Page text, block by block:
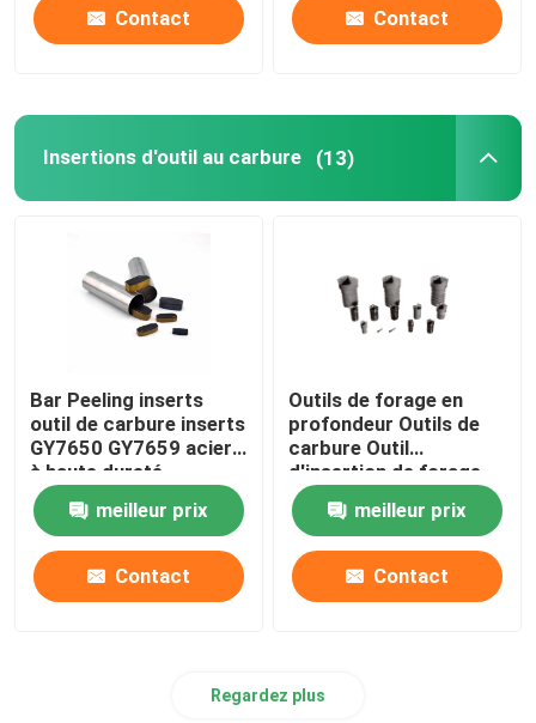
Abrasifs liés au métal
Abrasifs liés vitrifiés
Rapport des pièces de rechange
Slurry au diamant
Diamant cristallin unique
Instruments de mesure de précision
Produits de consommation pour semi-conducteurs
Contact Contact
Insertions d'outil au carbure (13)
Bar Peeling inserts
outil de carbure inserts
GY7650 GY7659 acier
à haute dureté
meilleur prix
Contact
Outils de forage en
profondeur Outils de
carbure Outil
d'insertion de forage
de reaming
meilleur prix
Contact
Regardez plus